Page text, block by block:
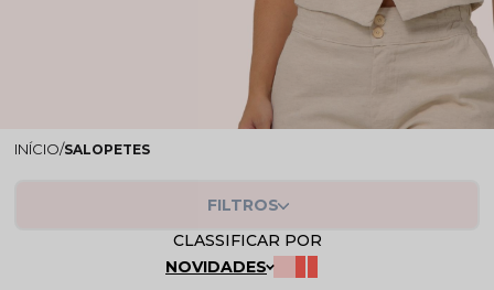
SALOPETES
CLASSIFICAR POR
NOVIDADES
FILTROS